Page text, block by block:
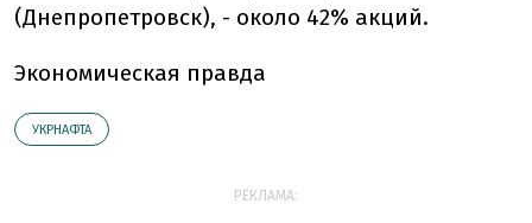
(Днепропетровск), - около 42% акций.
Экономическая правда
УКРНАФТА
РЕКЛАМА: